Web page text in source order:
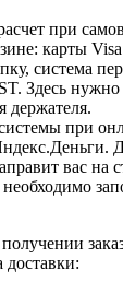
при
карты
система
Здесь
держателя.
при
вас на
необходимо
доставки: